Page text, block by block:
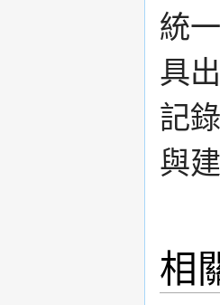
統
具
記
與
相